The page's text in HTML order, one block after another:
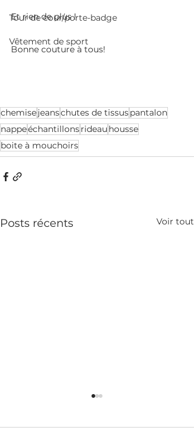
Tour de cour/porte-badge
Vêtement de sport
Et rien de plus !
Bonne couture à tous!
chemisejeanschutes de tissuspantalon
nappeéchantillonsrideau housse
boite à mouchoirs
Posts récents Voir tout